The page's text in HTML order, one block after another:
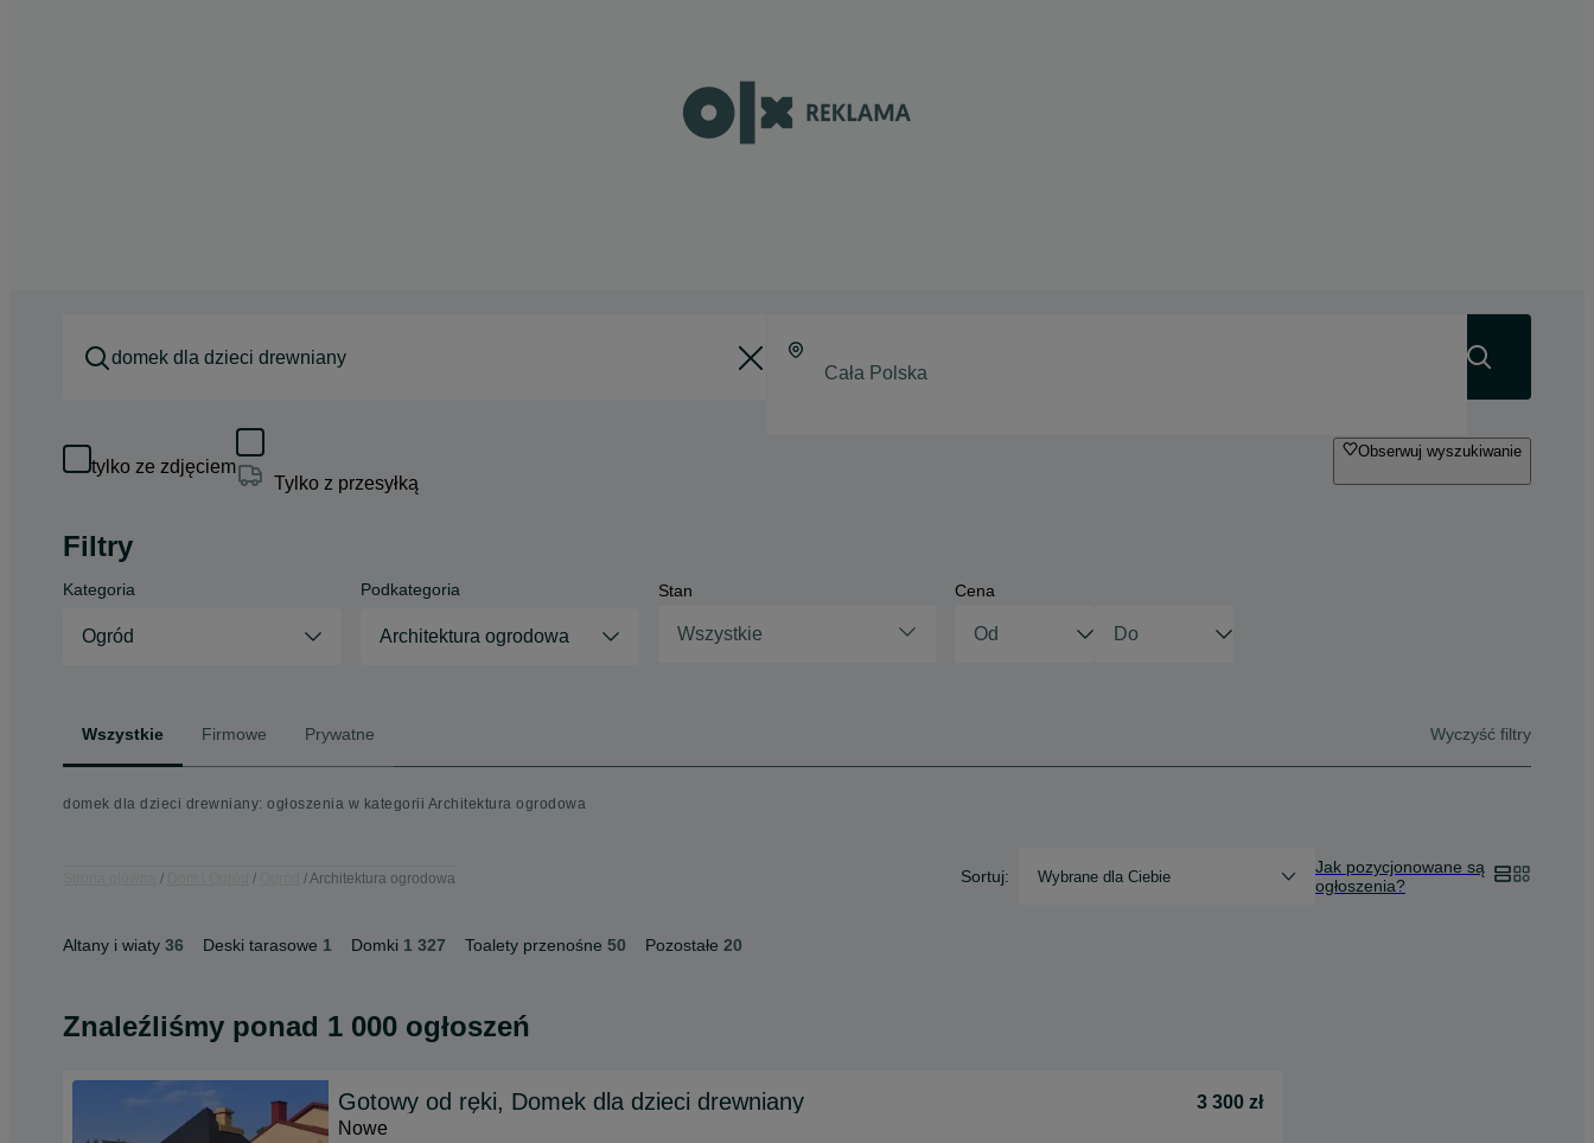
tylko ze zdjęciem
Tylko z przesyłką
Obserwuj wyszukiwanie
Filtry
Kategoria
Ogród
Podkategoria
Architektura ogrodowa
Stan
Wszystkie
Cena
Wszystkie Firmowe Prywatne Wyczyść filtry
domek dla dzieci drewniany: ogłoszenia w kategorii Architektura ogrodowa
Architektura ogrodowa Sortuj: Wybrane dla Ciebie
Jak pozycjonowane są
ogłoszenia?
Altany i wiaty 36 Deski tarasowe 1 Domki 1 327 Toalety przenośne 50 Pozostałe 20
Znaleźliśmy ponad 1 000 ogłoszeń
Gotowy od ręki, Domek dla dzieci drewniany
3 300 zł
Nowe